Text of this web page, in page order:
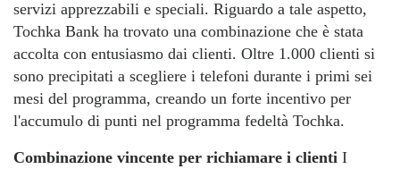
servizi apprezzabili e speciali. Riguardo a tale aspetto,
Tochka Bank ha trovato una combinazione che è stata
accolta con entusiasmo dai clienti. Oltre 1.000 clienti si
sono precipitati a scegliere i telefoni durante i primi sei
mesi del programma, creando un forte incentivo per
l'accumulo di punti nel programma fedeltà Tochka.
Combinazione vincente per richiamare i clienti I